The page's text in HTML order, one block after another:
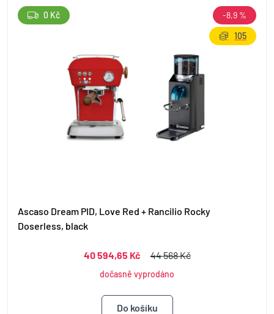
Ascaso Dream PID, Love Red + Rancilio Rocky
Doserless, black
40 594,65 Kč 44 568 Kč
dočasně vyprodáno
0 Kč
-8,9 %
105